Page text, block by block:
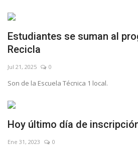
Estudiantes se suman al
Recicla
Jul 21, 2025 0
Son de la Escuela Técnica 1 local.
Hoy último día de
Ene 31, 2023 0